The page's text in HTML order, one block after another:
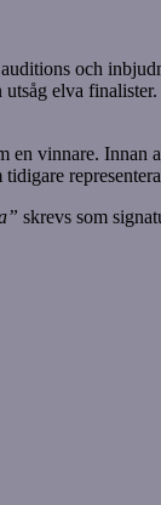
och
elva
vinnare. Innan
tidigare
skrevs som